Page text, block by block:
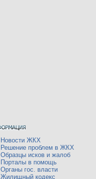
Новости ЖКХ
Решение проблем в ЖКХ
Образцы исков и жалоб
Порталы в помощь
Органы гос. власти
Жилищный кодекс